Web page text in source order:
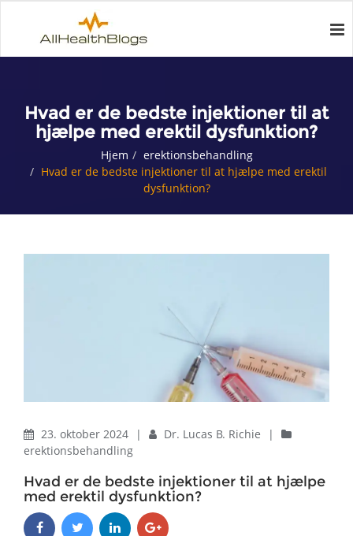
Hvad er de bedste injektioner til at
hjælpe med erektil dysfunktion?
Hjem
erektionsbehandling
Hvad er de bedste injektioner til at hjælpe med erektil
dysfunktion?
23. oktober 2024 | Dr. Lucas B. Richie
|
erektionsbehandling
Hvad er de bedste injektioner til at hjælpe
med erektil dysfunktion?